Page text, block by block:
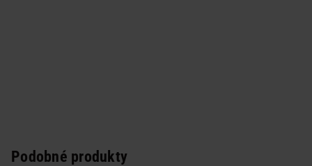
Podobné produkty